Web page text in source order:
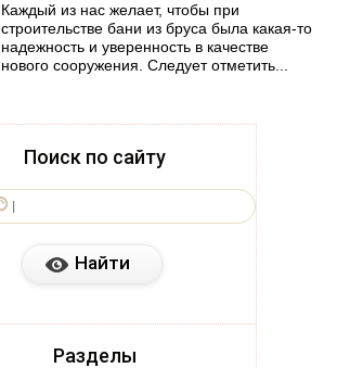
Каждый из нас желает, чтобы при
строительстве бани из бруса была какая-то
надежность и уверенность в качестве
нового сооружения. Следует отметить...
Поиск по сайту
Разделы